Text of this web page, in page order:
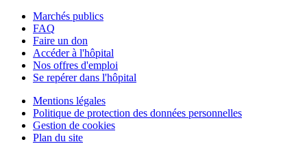
Marchés publics
FAQ
Faire un don
Accéder à l'hôpital
Nos offres d'emploi
Se repérer dans l'hôpital
Mentions légales
Politique de protection des données personnelles
Gestion de cookies
Plan du site